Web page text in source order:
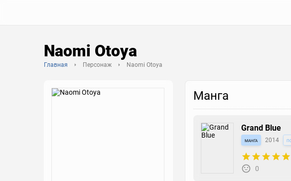
Naomi Otoya
Главная Персонаж Naomi Otoya
Манга
Grand Blue
манга 2014
0